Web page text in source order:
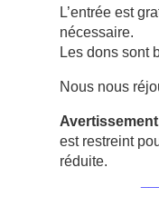
L’entrée est
nécessaire.
Les dons sont
Nous nous
Avertissement
est restreint
réduite.